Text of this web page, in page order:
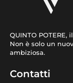
QUINTO
Non è solo un
ambiziosa.
Contatti